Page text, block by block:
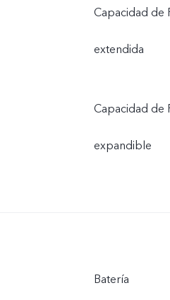
Capacidad de
extendida
Capacidad de
expandible
Batería